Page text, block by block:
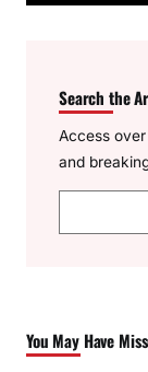
Search the
Access
and
e
h
You May Have